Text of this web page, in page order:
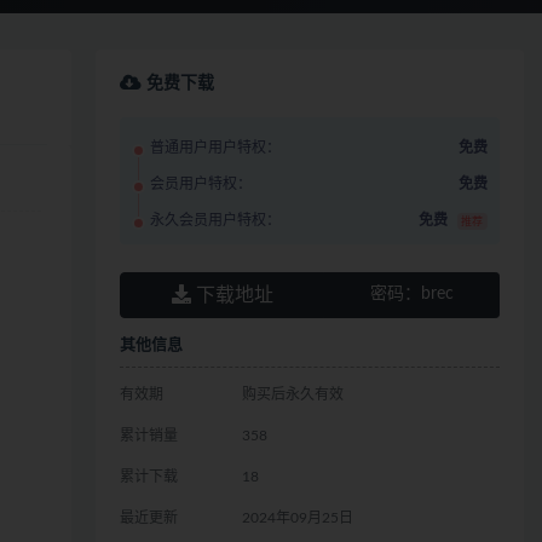
免费下载
普通用户用户特权： 免费
会员用户特权： 免费
永久会员用户特权： 免费 推荐
下载地址 密码： brec
其他信息
有效期 购买后永久有效
累计销量 358
累计下载 18
最近更新 2024年09月25日